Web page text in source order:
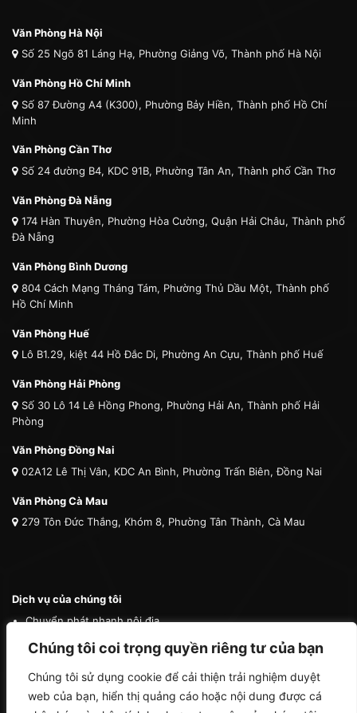
Chúng tôi coi trọng quyền riêng tư của bạn
Chúng tôi sử dụng cookie để cải thiện trải nghiệm duyệt
web của bạn, hiển thị quảng cáo hoặc nội dung được cá
Văn Phòng Hà Nội
Số 25 Ngõ 81 Láng Hạ, Phường Giảng Võ, Thành phố Hà Nội
Văn Phòng Hồ Chí Minh
Số 87 Đường A4 (K300), Phường Bảy Hiền, Thành phố Hồ Chí
Minh
Văn Phòng Cần Thơ
Số 24 đường B4, KDC 91B, Phường Tân An, Thành phố Cần Thơ
Văn Phòng Đà Nẵng
174 Hàn Thuyên, Phường Hòa Cường, Quận Hải Châu, Thành phố
Đà Nẵng
Văn Phòng Bình Dương
804 Cách Mạng Tháng Tám, Phường Thủ Dầu Một, Thành phố
Hồ Chí Minh
Văn Phòng Huế
Lô B1.29, kiệt 44 Hồ Đắc Di, Phường An Cựu, Thành phố Huế
Văn Phòng Hải Phòng
Số 30 Lô 14 Lê Hồng Phong, Phường Hải An, Thành phố Hải
Phòng
Văn Phòng Đồng Nai
02A12 Lê Thị Vân, KDC An Bình, Phường Trấn Biên, Đồng Nai
Văn Phòng Cà Mau
279 Tôn Đức Thắng, Khóm 8, Phường Tân Thành, Cà Mau
Dịch vụ của chúng tôi
Chuyển phát nhanh nội địa
Chuyển phát nhanh quốc tế
Vận chuyển thú cưng
Mua hộ hàng nước ngoài